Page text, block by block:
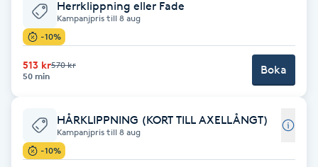
Babylights
Balayage
Barber
Herrklippning eller Fade
Kampanjpris till 8 aug
-10%
513 kr570 kr
50 min
Boka
HÅRKLIPPNING (KORT TILL AXELLÅNGT)
Kampanjpris till 8 aug
-10%